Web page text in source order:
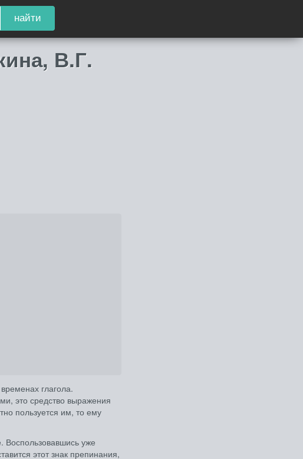
найти
В.Г.
глагола.
это средство выражения
пользуется им, то ему
Воспользовавшись уже
этот знак препинания,